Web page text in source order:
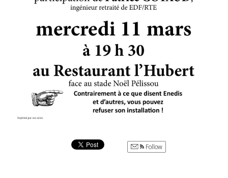
Follow